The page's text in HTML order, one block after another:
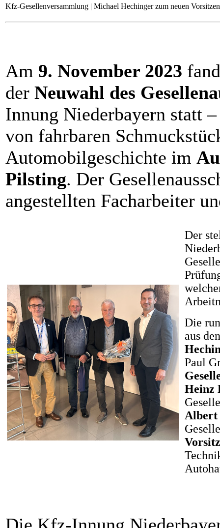
Kfz-Gesellenversammlung | Michael Hechinger zum neuen
Am 9. November 2023
der Neuwahl des
Innung Niederbayern statt
von fahrbaren
Automobilgeschichte im
Pilsting. Der
angestellten Facharbeiter
Der
Die
aus
Paul
Heinz